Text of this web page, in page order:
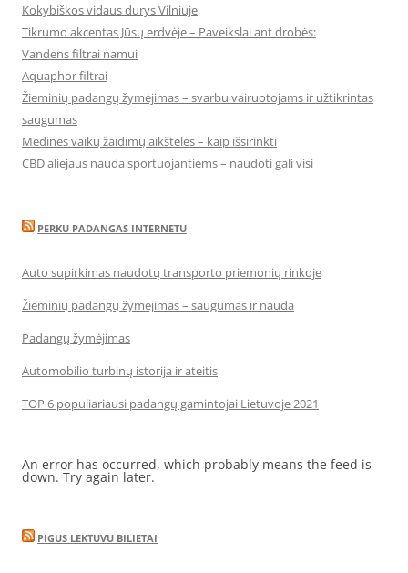
Kokybiškos vidaus durys Vilniuje
Tikrumo akcentas Jūsų erdvėje – Paveikslai ant drobės:
Vandens filtrai namui
Aquaphor filtrai
Žieminių padangų žymėjimas – svarbu vairuotojams ir užtikrintas
saugumas
Medinės vaikų žaidimų aikštelės – kaip išsirinkti
CBD aliejaus nauda sportuojantiems – naudoti gali visi
PERKU PADANGAS INTERNETU
Auto supirkimas naudotų transporto priemonių rinkoje
Žieminių padangų žymėjimas – saugumas ir nauda
Padangų žymėjimas
Automobilio turbinų istorija ir ateitis
TOP 6 populiariausi padangų gamintojai Lietuvoje 2021
An error has occurred, which probably means the feed is
down. Try again later.
PIGUS LEKTUVU BILIETAI